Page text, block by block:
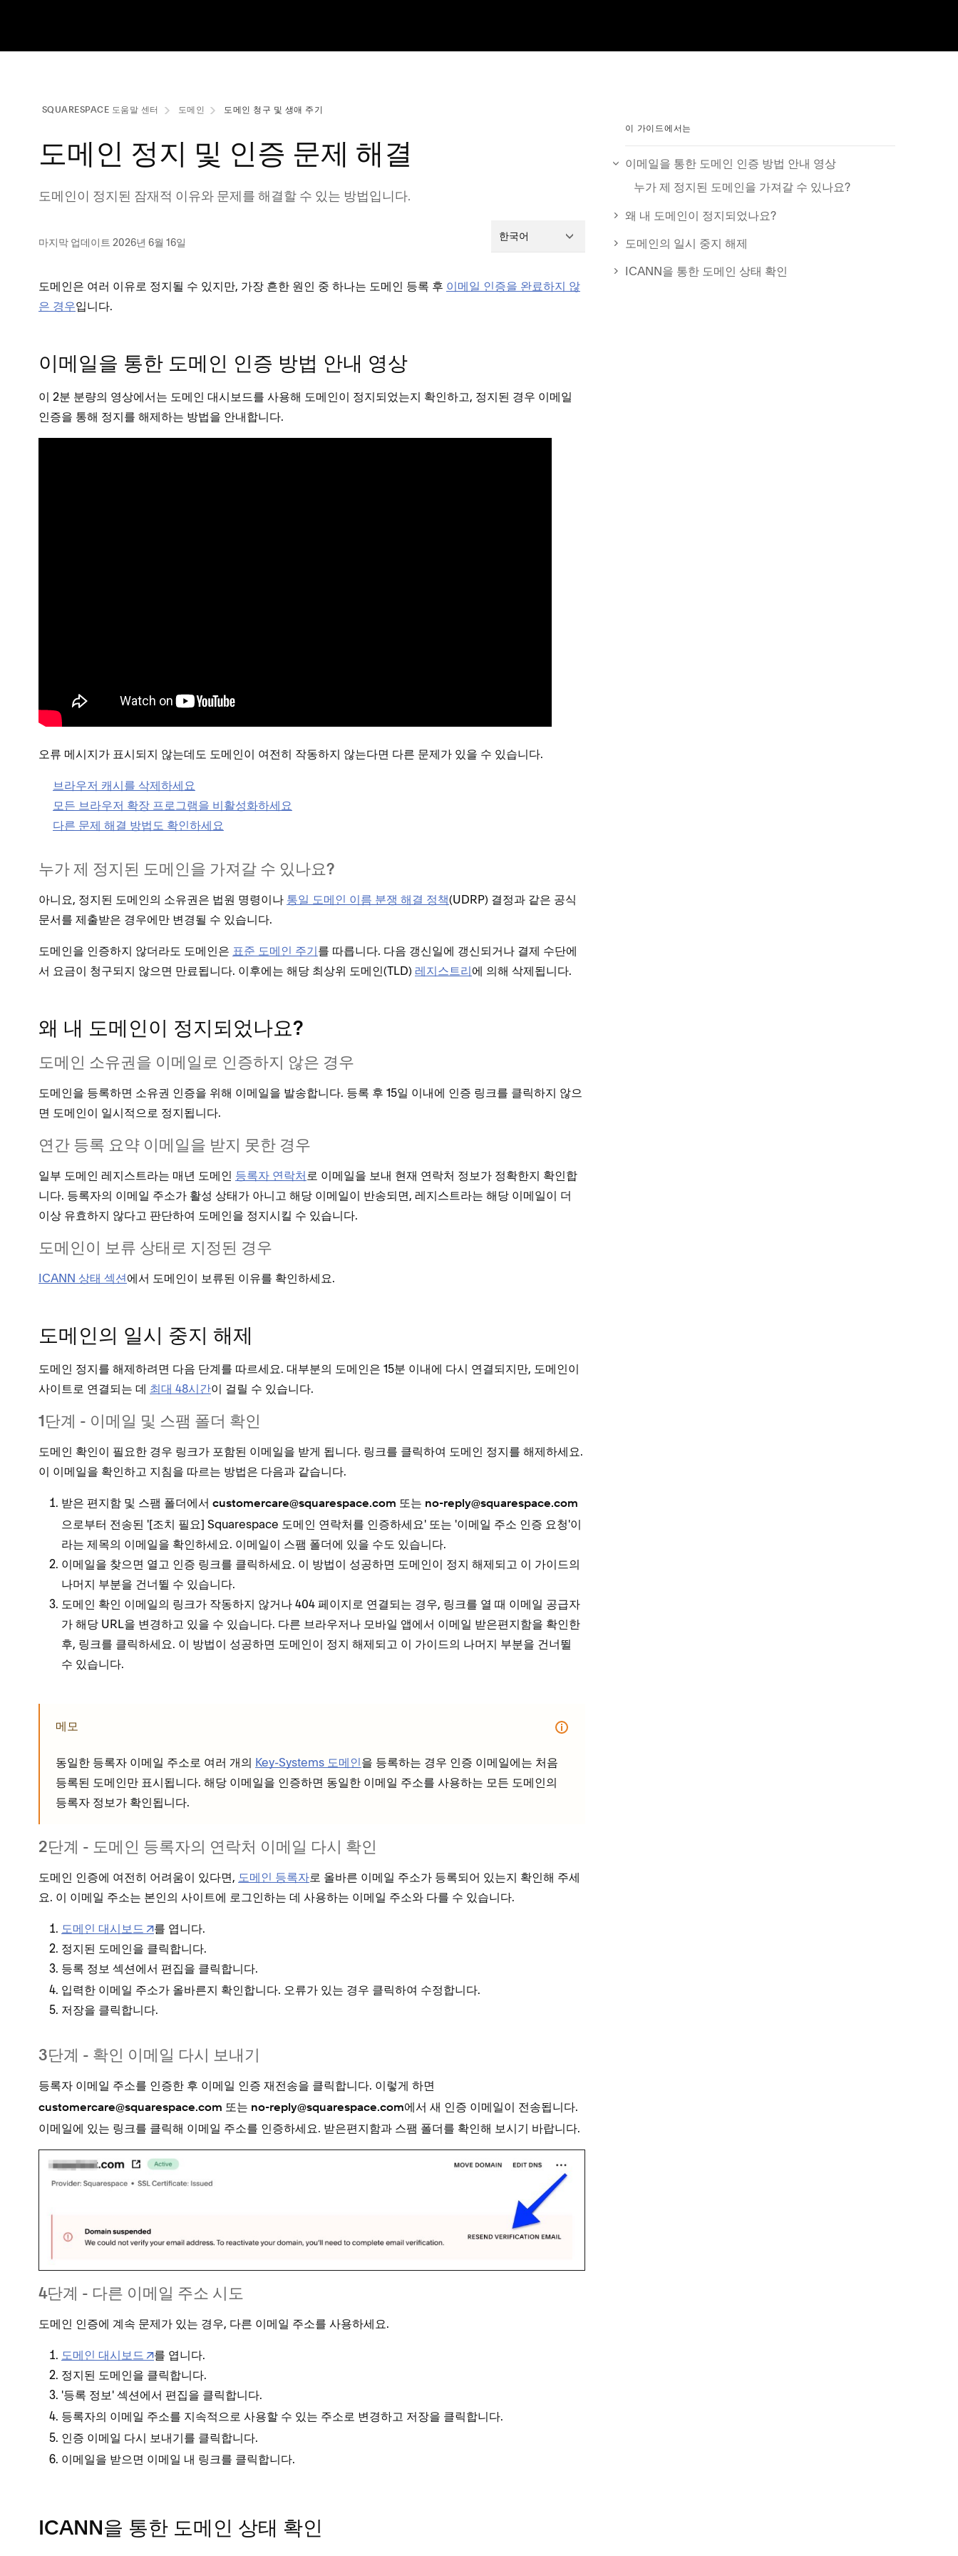
SQUARESPACE 도움말 센터 도메인 도메인 청구 및 생애 주기
도메인 정지 및 인증 문제 해결
도메인이 정지된 잠재적 이유와 문제를 해결할 수 있는 방법입니다.
마지막 업데이트 2026년 6월 16일 한국어
도메인은 여러 이유로 정지될 수 있지만, 가장 흔한 원인 중 하나는 도메인 등록 후 이메일 인증을 완료하지 않
은 경우입니다.
이메일을 통한 도메인 인증 방법 안내 영상
이 2분 분량의 영상에서는 도메인 대시보드를 사용해 도메인이 정지되었는지 확인하고, 정지된 경우 이메일
인증을 통해 정지를 해제하는 방법을 안내합니다.
오류 메시지가 표시되지 않는데도 도메인이 여전히 작동하지 않는다면 다른 문제가 있을 수 있습니다.
브라우저 캐시를 삭제하세요
모든 브라우저 확장 프로그램을 비활성화하세요
다른 문제 해결 방법도 확인하세요
누가 제 정지된 도메인을 가져갈 수 있나요?
아니요, 정지된 도메인의 소유권은 법원 명령이나 통일 도메인 이름 분쟁 해결 정책(UDRP) 결정과 같은 공식
문서를 제출받은 경우에만 변경될 수 있습니다.
도메인을 인증하지 않더라도 도메인은 표준 도메인 주기를 따릅니다. 다음 갱신일에 갱신되거나 결제 수단에
서 요금이 청구되지 않으면 만료됩니다. 이후에는 해당 최상위 도메인(TLD) 레지스트리에 의해 삭제됩니다.
왜 내 도메인이 정지되었나요?
도메인 소유권을 이메일로 인증하지 않은 경우
도메인을 등록하면 소유권 인증을 위해 이메일을 발송합니다. 등록 후 15일 이내에 인증 링크를 클릭하지 않으
면 도메인이 일시적으로 정지됩니다.
연간 등록 요약 이메일을 받지 못한 경우
일부 도메인 레지스트라는 매년 도메인 등록자 연락처로 이메일을 보내 현재 연락처 정보가 정확한지 확인합
니다. 등록자의 이메일 주소가 활성 상태가 아니고 해당 이메일이 반송되면, 레지스트라는 해당 이메일이 더
이상 유효하지 않다고 판단하여 도메인을 정지시킬 수 있습니다.
도메인이 보류 상태로 지정된 경우
ICANN 상태 섹션에서 도메인이 보류된 이유를 확인하세요.
도메인의 일시 중지 해제
도메인 정지를 해제하려면 다음 단계를 따르세요. 대부분의 도메인은 15분 이내에 다시 연결되지만, 도메인이
사이트로 연결되는 데 최대 48시간이 걸릴 수 있습니다.
1단계 - 이메일 및 스팸 폴더 확인
도메인 확인이 필요한 경우 링크가 포함된 이메일을 받게 됩니다. 링크를 클릭하여 도메인 정지를 해제하세요.
이 이메일을 확인하고 지침을 따르는 방법은 다음과 같습니다.
받은 편지함 및 스팸 폴더에서 customercare@squarespace.com 또는 no-reply@squarespace.com
으로부터 전송된 '[조치 필요] Squarespace 도메인 연락처를 인증하세요' 또는 '이메일 주소 인증 요청'이
라는 제목의 이메일을 확인하세요. 이메일이 스팸 폴더에 있을 수도 있습니다.
이메일을 찾으면 열고 인증 링크를 클릭하세요. 이 방법이 성공하면 도메인이 정지 해제되고 이 가이드의
나머지 부분을 건너뛸 수 있습니다.
도메인 확인 이메일의 링크가 작동하지 않거나 404 페이지로 연결되는 경우, 링크를 열 때 이메일 공급자
가 해당 URL을 변경하고 있을 수 있습니다. 다른 브라우저나 모바일 앱에서 이메일 받은편지함을 확인한
후, 링크를 클릭하세요. 이 방법이 성공하면 도메인이 정지 해제되고 이 가이드의 나머지 부분을 건너뛸
수 있습니다.
메모
동일한 등록자 이메일 주소로 여러 개의 Key-Systems 도메인을 등록하는 경우 인증 이메일에는 처음
등록된 도메인만 표시됩니다. 해당 이메일을 인증하면 동일한 이메일 주소를 사용하는 모든 도메인의
등록자 정보가 확인됩니다.
2단계 - 도메인 등록자의 연락처 이메일 다시 확인
도메인 인증에 여전히 어려움이 있다면, 도메인 등록자로 올바른 이메일 주소가 등록되어 있는지 확인해 주세
요. 이 이메일 주소는 본인의 사이트에 로그인하는 데 사용하는 이메일 주소와 다를 수 있습니다.
도메인 대시보드
를 엽니다.
정지된 도메인을 클릭합니다.
등록 정보 섹션에서 편집을 클릭합니다.
입력한 이메일 주소가 올바른지 확인합니다. 오류가 있는 경우 클릭하여 수정합니다.
저장을 클릭합니다.
3단계 - 확인 이메일 다시 보내기
등록자 이메일 주소를 인증한 후 이메일 인증 재전송을 클릭합니다. 이렇게 하면
customercare@squarespace.com 또는 no-reply@squarespace.com에서 새 인증 이메일이 전송됩니다.
이메일에 있는 링크를 클릭해 이메일 주소를 인증하세요. 받은편지함과 스팸 폴더를 확인해 보시기 바랍니다.
4단계 - 다른 이메일 주소 시도
도메인 인증에 계속 문제가 있는 경우, 다른 이메일 주소를 사용하세요.
도메인 대시보드
를 엽니다.
정지된 도메인을 클릭합니다.
'등록 정보' 섹션에서 편집을 클릭합니다.
등록자의 이메일 주소를 지속적으로 사용할 수 있는 주소로 변경하고 저장을 클릭합니다.
인증 이메일 다시 보내기 를 클릭합니다.
이메일을 받으면 이메일 내 링크를 클릭합니다.
ICANN을 통한 도메인 상태 확인
이 가이드에서는
이메일을 통한 도메인 인증 방법 안내 영상
누가 제 정지된 도메인을 가져갈 수 있나요?
왜 내 도메인이 정지되었나요?
도메인의 일시 중지 해제
ICANN을 통한 도메인 상태 확인